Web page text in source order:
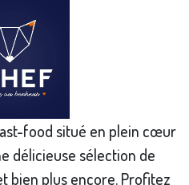
food situé en plein cœur
délicieuse sélection de
bien plus encore. Profitez